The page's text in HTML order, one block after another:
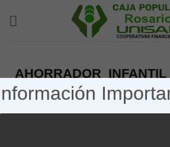
AHORRADOR INFANTIL